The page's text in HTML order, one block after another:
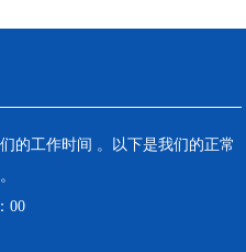
的工作时间 。以下是我们的正常
00